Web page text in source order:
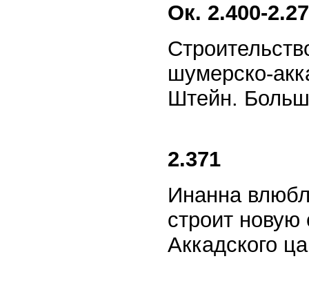
Ок. 2.400-
шумерско-
Штейн.
2.371
Инанна
строит
Аккадского